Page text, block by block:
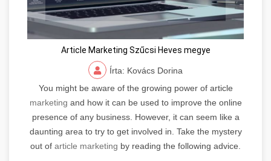
Article Marketing Szűcsi Heves megye
Írta: Kovács Dorina
You might be aware of the growing power of article
marketing and how it can be used to improve the online
presence of any business. However, it can seem like a
daunting area to try to get involved in. Take the mystery
out of article marketing by reading the following advice.